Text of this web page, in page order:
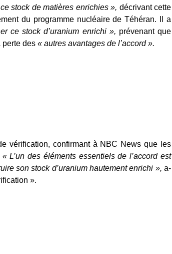
stock de matières enrichies », décrivant cette
du programme nucléaire de Téhéran. Il a
ce stock d’uranium enrichi », prévenant que
perte des « autres avantages de l’accord ».
vérification, confirmant à NBC News que les
« L’un des éléments essentiels de l’accord est
son stock d’uranium hautement enrichi », a-
».